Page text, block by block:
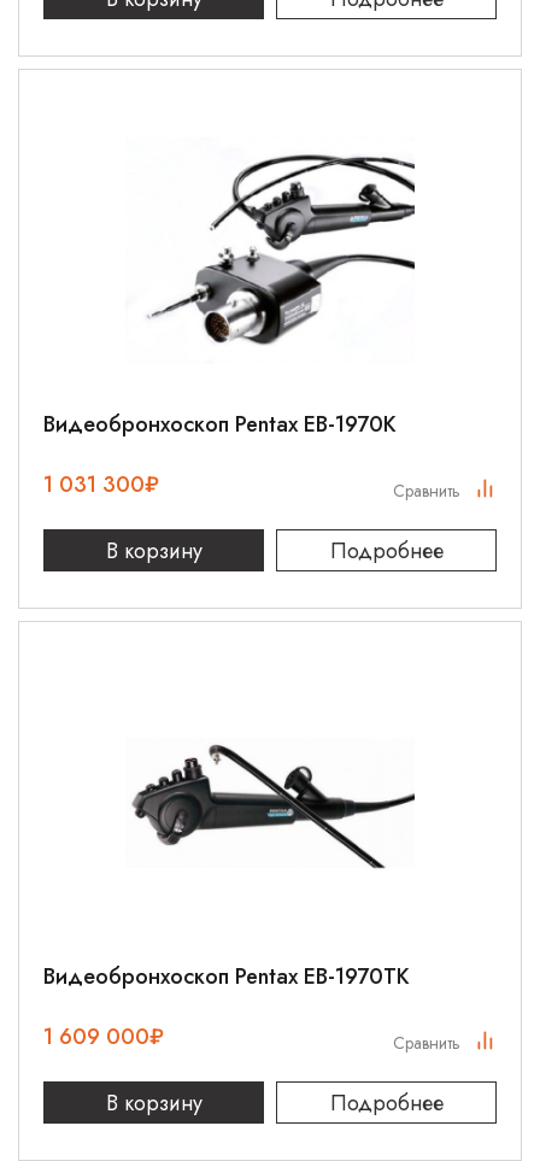
Видеобронхоскоп Pentax EB-1970K
1 031 300₽
В корзину Подробнее
Сравнить
Видеобронхоскоп Pentax EB-1970TK
1 609 000₽
В корзину Подробнее
Сравнить